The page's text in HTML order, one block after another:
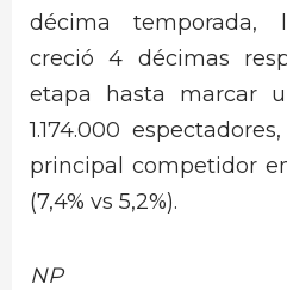
décima temporada,
creció 4 décimas
etapa hasta marcar
1.174.000
principal competidor
(7,4% vs 5,2%).
NP